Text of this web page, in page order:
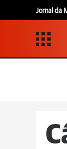
Jornal da